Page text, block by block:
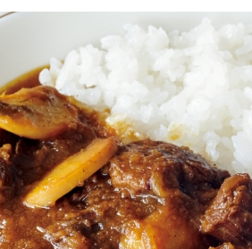
う
エ
デ
ュ
ケ
ー
シ
ョ
ナ